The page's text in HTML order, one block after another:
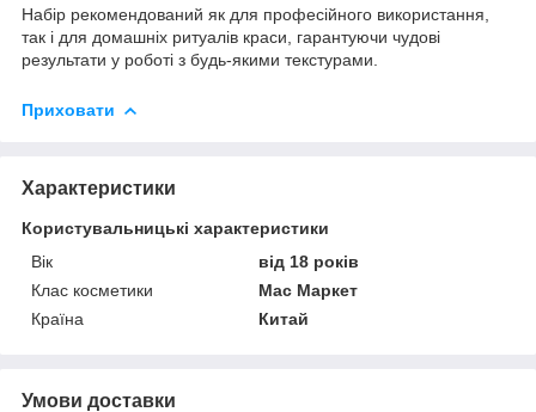
Набір рекомендований як для професійного використання,
так і для домашніх ритуалів краси, гарантуючи чудові
результати у роботі з будь-якими текстурами.
Приховати
Характеристики
Користувальницькі характеристики
Вік
від 18 років
Клас косметики
Мас Маркет
Країна
Китай
Умови доставки